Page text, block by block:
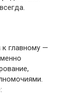
главному —